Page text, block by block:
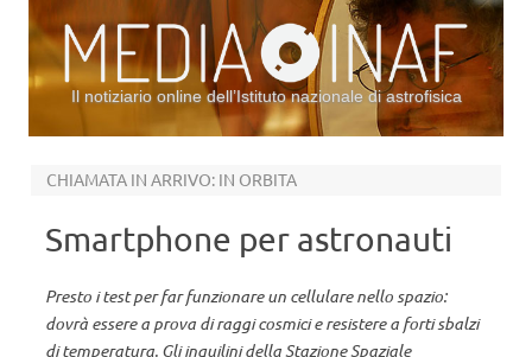
Il notiziario online dell’Istituto nazionale di astrofisica
CHIAMATA IN ARRIVO: IN ORBITA
Smartphone per astronauti
Presto i test per far funzionare un cellulare nello spazio:
dovrà essere a prova di raggi cosmici e resistere a forti sbalzi
di temperatura. Gli inquilini della Stazione Spaziale